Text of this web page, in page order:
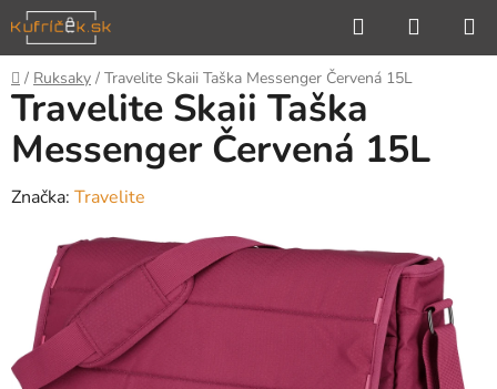
Prejsť
na
obsah
Hľadať
KOŠÍK
Domov
/ Ruksaky / Travelite Skaii Taška Messenger Červená 15L
Travelite Skaii Taška
Messenger Červená 15L
Značka: Travelite